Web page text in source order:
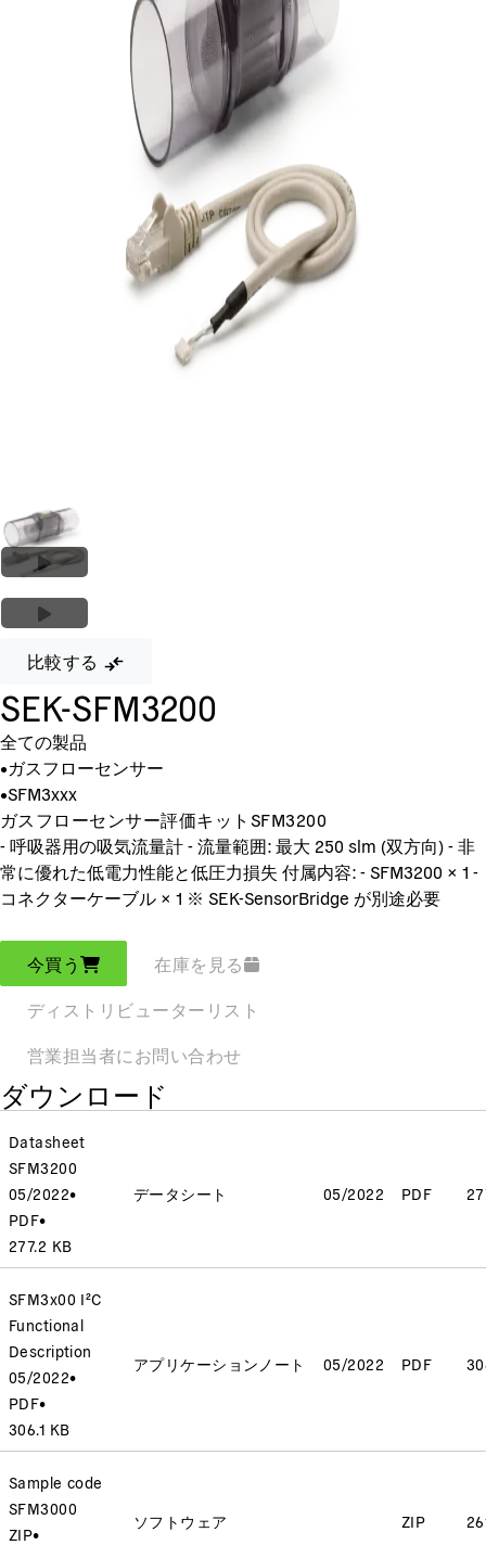
比較する
SEK-SFM3200
全ての製品
•ガスフローセンサー
•SFM3xxx
ガスフローセンサー評価キットSFM3200
- 呼吸器用の吸気流量計 - 流量範囲: 最大 250 slm (双方向) - 非
常に優れた低電力性能と低圧力損失 付属内容: - SFM3200 × 1 -
コネクターケーブル × 1 ※ SEK-SensorBridge が別途必要
今買う 在庫を見る
ディストリビューターリスト
営業担当者にお問い合わせ
ダウンロード
Datasheet
SFM3200
05/2022•
PDF•
277.2 KB
データシート 05/2022 PDF
SFM3x00 I²C
Functional
Description
05/2022•
PDF•
306.1 KB
アプリケーションノート 05/2022 PDF
Sample code
SFM3000
ZIP•
ソフトウェア ZIP